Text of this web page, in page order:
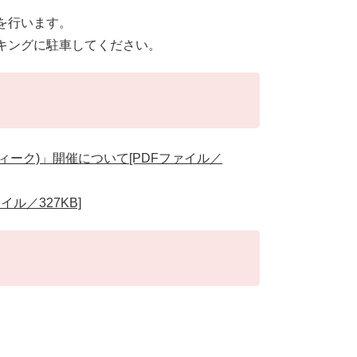
います。
グに駐車してください。
ーク)」開催について[PDFファイル／
ル／327KB]